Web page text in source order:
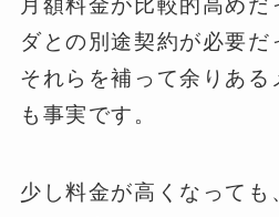
ダとの別途契約が必要だ
それらを補って余りある
も事実です。
少し料金が高くなっても